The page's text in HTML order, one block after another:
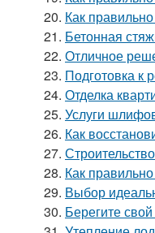
20. Как
21. Бетонная
22. Отличное
23. Подготовка к
24. Отделка
25. Услуги
26. Как
27.
28. Как
29. Выбор
30. Берегите